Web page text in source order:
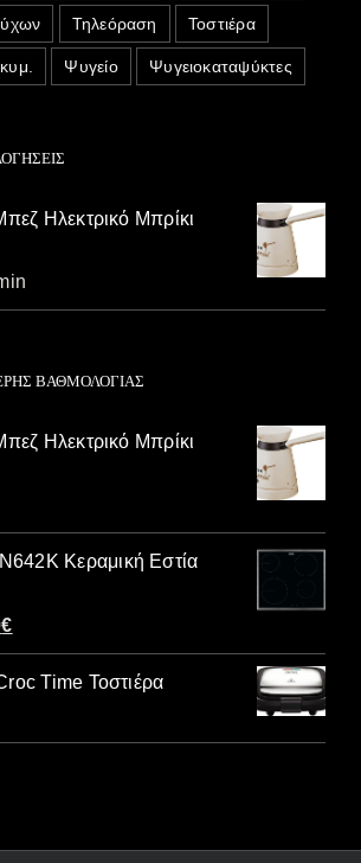
Τηλεόραση Τοστιέρα
Ψυγείο Ψυγειοκαταψύκτες
Ηλεκτρικό Μπρίκι
ΒΑΘΜΟΛΟΓΊΑΣ
Ηλεκτρικό Μπρίκι
Κεραμική Εστία
€Η
τρέχουσα
τιμήTime Τοστιέρα